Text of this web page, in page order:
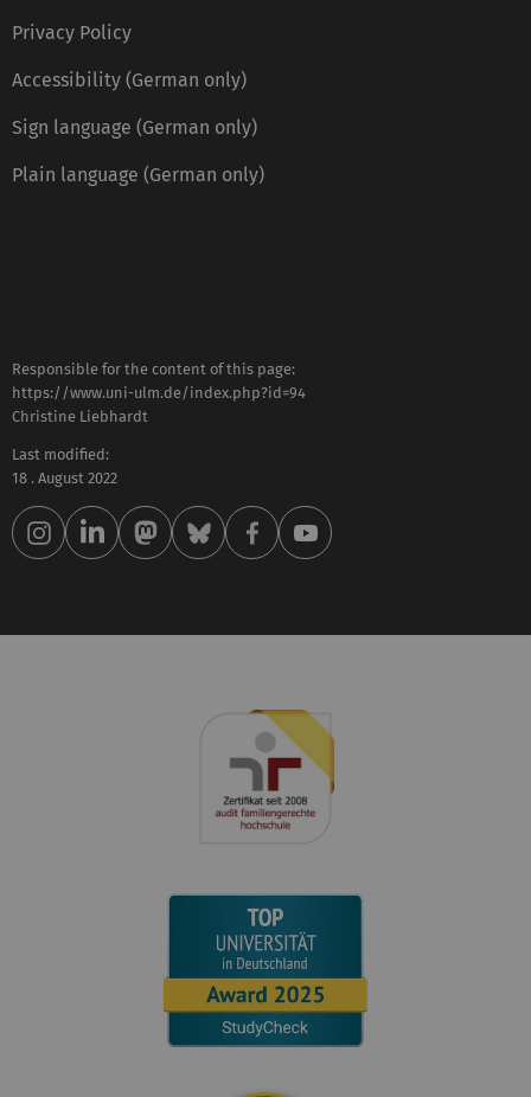
Privacy Policy
Accessibility (German only)
Sign language (German only)
Plain language (German only)
Responsible for the content of this page:
https://www.uni-ulm.de/index.php?id=94
Christine Liebhardt
Last modified:
18 . August 2022